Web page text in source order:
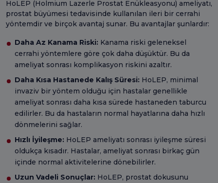
HoLEP (Holmium Lazerle Prostat Enükleasyonu) ameliyatı,
prostat büyümesi tedavisinde kullanılan ileri bir cerrahi
yöntemdir ve birçok avantaj sunar. Bu avantajlar şunlardır:
Daha Az Kanama Riski: Kanama riski geleneksel
cerrahi yöntemlere göre çok daha düşüktür. Bu da
ameliyat sonrası komplikasyon riskini azaltır.
Daha Kısa Hastanede Kalış Süresi: HoLEP, minimal
invaziv bir yöntem olduğu için hastalar genellikle
ameliyat sonrası daha kısa sürede hastaneden taburcu
edilirler. Bu da hastaların normal hayatlarına daha hızlı
dönmelerini sağlar.
Hızlı İyileşme: HoLEP ameliyatı sonrası iyileşme süresi
oldukça kısadır. Hastalar, ameliyat sonrası birkaç gün
içinde normal aktivitelerine dönebilirler.
Uzun Vadeli Sonuçlar: HoLEP, prostat dokusunu